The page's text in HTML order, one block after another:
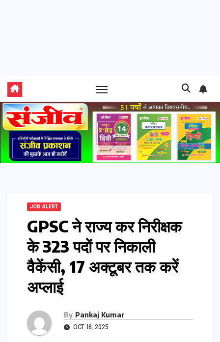
JOB ALERT
GPSC ने राज्य कर निरीक्षक
के 323 पदों पर निकाली
वैकेंसी, 17 अक्टूबर तक करें
अप्लाई
By Pankaj Kumar
OCT 16, 2025